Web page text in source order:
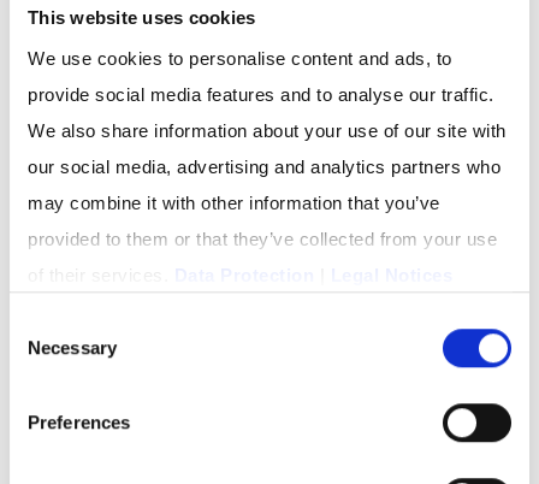
This website uses cookies
We use cookies to personalise content and ads, to
provide social media features and to analyse our traffic.
We also share information about your use of our site with
our social media, advertising and analytics partners who
may combine it with other information that you’ve
provided to them or that they’ve collected from your use
of their services.
Selection
Necessary
Preferences
Reichweitenmaximierung:Durch
überschneidungsfreie Selektion und präzises
Targeting.
Geringere Streuverluste:
Deine Botschaft
Optimales Kosten-Nutzen-Verhältnis:
Umsatzsteigerung.
Du möchtest noch mehr zum Thema E-Mail-Marketing